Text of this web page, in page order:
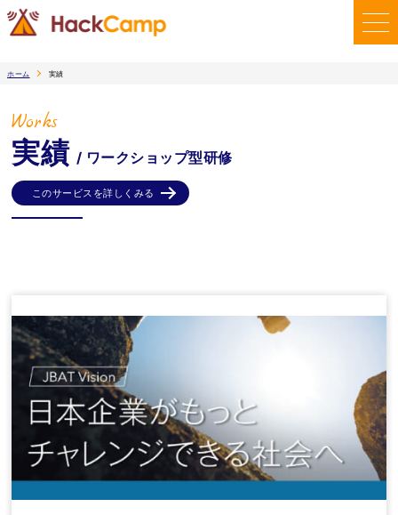
ホーム 実績
Works
実績 / ワークショップ型研修
このサービスを詳しくみる